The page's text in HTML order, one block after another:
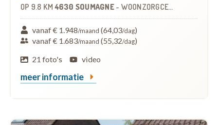
OP 9.8 KM 4630 SOUMAGNE - WOONZORGCENTRUM (WZC)
vanaf € 1.948/maand (64,03/dag)
vanaf € 1.683/maand (55,32/dag)
21 foto's
video
meer informatie